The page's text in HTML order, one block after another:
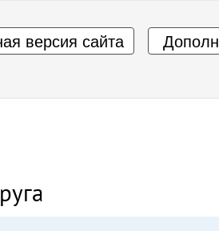
версия сайта